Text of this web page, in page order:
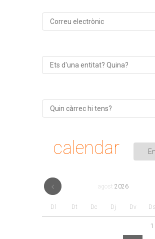
calendar
agost 2026
Dl Dt Dc Dj Dv Ds
1